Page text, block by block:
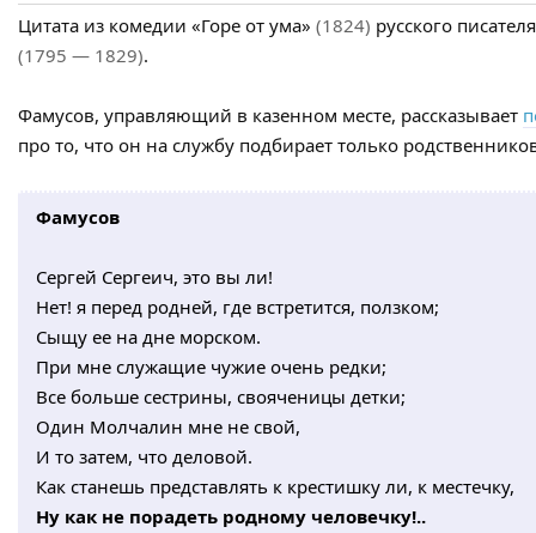
Цитата из комедии «Горе от ума» (1824) русского
(1795 — 1829).
Фамусов, управляющий в казенном месте, рассказывает
про то, что он на службу подбирает только
Фамусов
Сергей Сергеич, это вы ли!
Нет! я перед родней, где встретится, ползком;
Сыщу ее на дне морском.
При мне служащие чужие очень редки;
Все больше сестрины, свояченицы детки;
Один Молчалин мне не свой,
И то затем, что деловой.
Как станешь представлять к крестишку ли, к местечку,
Ну как не порадеть родному человечку!..